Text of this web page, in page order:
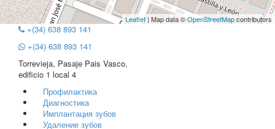
Leaflet | Map data ©OpenStreetMapcontributors
+(34) 638 893 141
+(34) 638 893 141
Torrevieja, Pasaje Pais Vasco,
edificio 1 local 4
Профилактика
Диагностика
Имплантация зубов
Удаление зубов